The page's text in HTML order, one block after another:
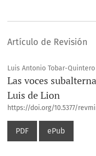
Artículo de Revisión
Luis Antonio Tobar-Quintero
Las voces
Luis de Lion
https://doi.org/10.5377/
PDF ePub